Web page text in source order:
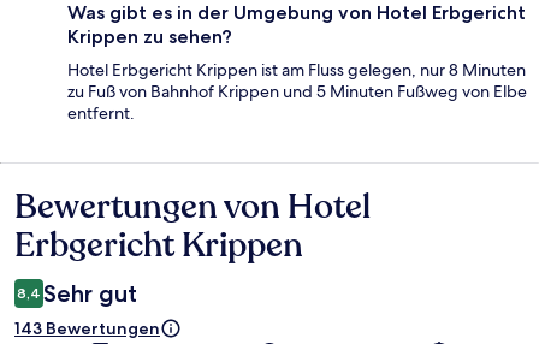
Was gibt es in der Umgebung von Hotel Erbgericht
Krippen zu sehen?
Hotel Erbgericht Krippen ist am Fluss gelegen, nur 8 Minuten
zu Fuß von Bahnhof Krippen und 5 Minuten Fußweg von Elbe
entfernt.
Bewertungen
Bewertungen von Hotel
Erbgericht Krippen
8,4 Sehr gut
143 Bewertungen